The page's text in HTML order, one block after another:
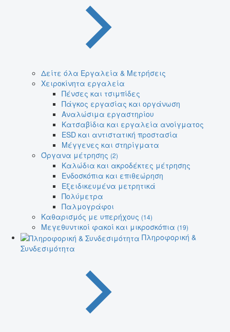
Δείτε όλα Εργαλεία & Μετρήσεις
Χειροκίνητα εργαλεία
Πένσες και τσιμπίδες
Πάγκος εργασίας και οργάνωση
Αναλώσιμα εργαστηρίου
Κατσαβίδια και εργαλεία ανοίγματος
ESD και αντιστατική προστασία
Μέγγενες και στηρίγματα
Όργανα μέτρησης (2)
Καλώδια και ακροδέκτες μέτρησης
Ενδοσκόπια και επιθεώρηση
Εξειδικευμένα μετρητικά
Πολύμετρα
Παλμογράφοι
Καθαρισμός με υπερήχους (14)
Μεγεθυντικοί φακοί και μικροσκόπια (19)
Πληροφορική &
Συνδεσιμότητα